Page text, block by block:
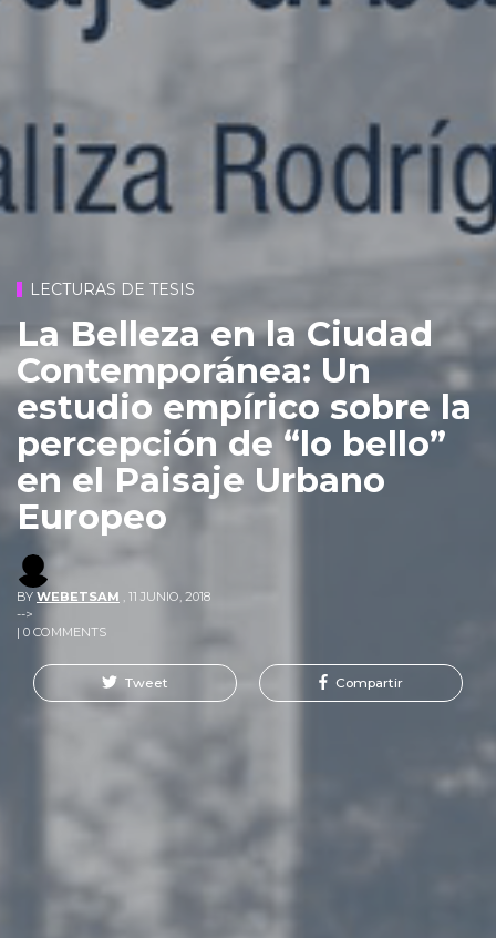
LECTURAS DE TESIS
La Belleza en la Ciudad
Contemporánea: Un
estudio empírico sobre la
percepción de “lo bello”
en el Paisaje Urbano
Europeo
BY WEBETSAM
11 JUNIO, 2018
-->
| 0 COMMENTS
Tweet Compartir